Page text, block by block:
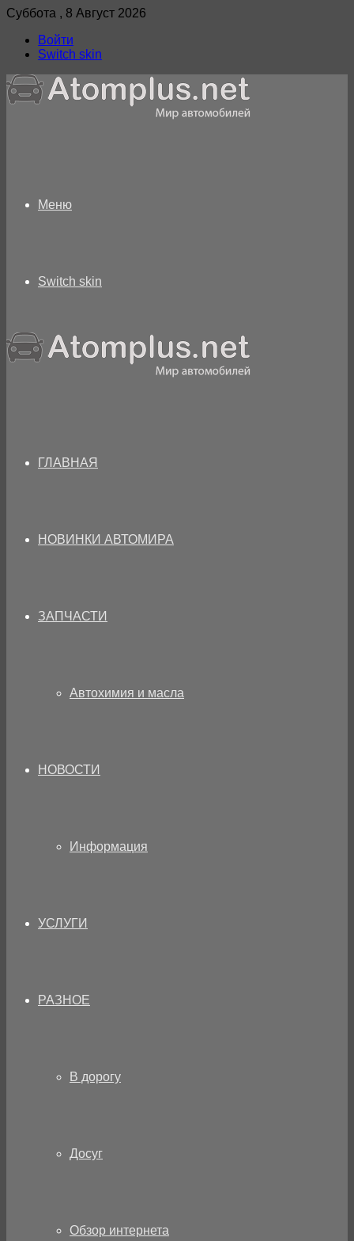
Суббота , 8 Август 2026
Войти
Switch skin
Меню
Switch skin
ГЛАВНАЯ
НОВИНКИ АВТОМИРА
ЗАПЧАСТИ
Автохимия и масла
НОВОСТИ
Информация
УСЛУГИ
РАЗНОЕ
В дорогу
Досуг
Обзор интернета